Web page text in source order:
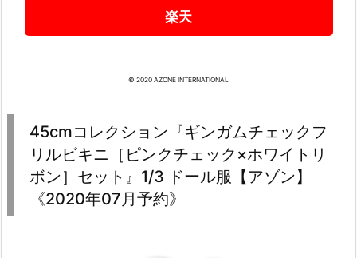
楽天
© 2020 AZONE INTERNATIONAL
45cmコレクション『ギンガムチェックフ
リルビキニ［ピンクチェック×ホワイトリ
ボン］セット』1/3 ドール服【アゾン】
《2020年07月予約》